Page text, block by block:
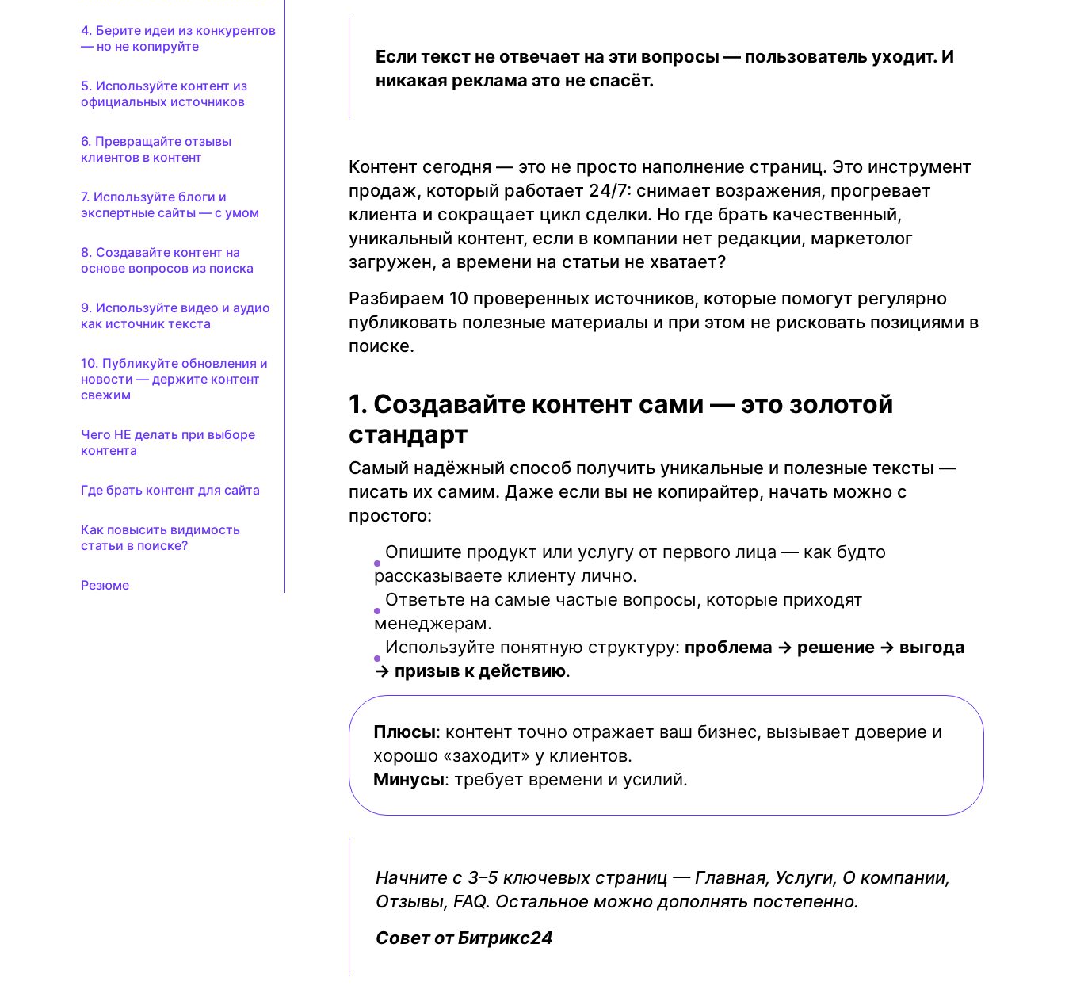
4. Берите идеи из конкурентов
— но не копируйте
5. Используйте контент из
официальных источников
6. Превращайте отзывы
клиентов в контент
7. Используйте блоги и
экспертные сайты — с умом
8. Создавайте контент на
основе вопросов из поиска
9. Используйте видео и аудио
как источник текста
10. Публикуйте обновления и
новости — держите контент
свежим
Чего НЕ делать при выборе
контента
Где брать контент для сайта
Как повысить видимость
статьи в поиске?
Резюме
Если текст не отвечает на эти вопросы — пользователь уходит. И
никакая реклама это не спасёт.
Контент сегодня — это не просто наполнение страниц. Это инструмент
продаж, который работает 24/7: снимает возражения, прогревает
клиента и сокращает цикл сделки. Но где брать качественный,
уникальный контент, если в компании нет редакции, маркетолог
загружен, а времени на статьи не хватает?
Разбираем 10 проверенных источников, которые помогут регулярно
публиковать полезные материалы и при этом не рисковать позициями в
поиске.
1. Создавайте контент сами — это золотой
стандарт
Самый надёжный способ получить уникальные и полезные тексты —
писать их самим. Даже если вы не копирайтер, начать можно с
простого:
Опишите продукт или услугу от первого лица — как будто
рассказываете клиенту лично.
Ответьте на самые частые вопросы, которые приходят
менеджерам.
Используйте понятную структуру: проблема → решение → выгода
→ призыв к действию.
Плюсы: контент точно отражает ваш бизнес, вызывает доверие и
хорошо «заходит» у клиентов.
Минусы: требует времени и усилий.
Начните с 3–5 ключевых страниц — Главная, Услуги, О компании,
Отзывы, FAQ. Остальное можно дополнять постепенно.
Совет от Битрикс24